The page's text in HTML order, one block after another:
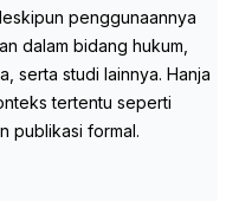
penggunaannya
dalam bidang hukum,
serta studi lainnya. Hanja
tertentu seperti
publikasi formal.